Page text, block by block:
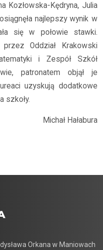
Kozłowska-Kędryna, Julia
najlepszy wynik w
się w połowie stawki.
Oddział Krakowski
i Zespół Szkół
patronatem objął je
uzyskują dodatkowe
szkoły.
Michał Hałabura
Orkana w Maniowach